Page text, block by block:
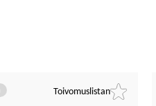
Toivomuslistan